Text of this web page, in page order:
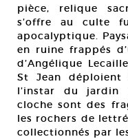
pièce, relique
s’offre au culte
apocalyptique.
en ruine frappés
d’Angélique
St Jean déploient
l’instar du jardin
cloche sont des
les rochers de
collectionnés par